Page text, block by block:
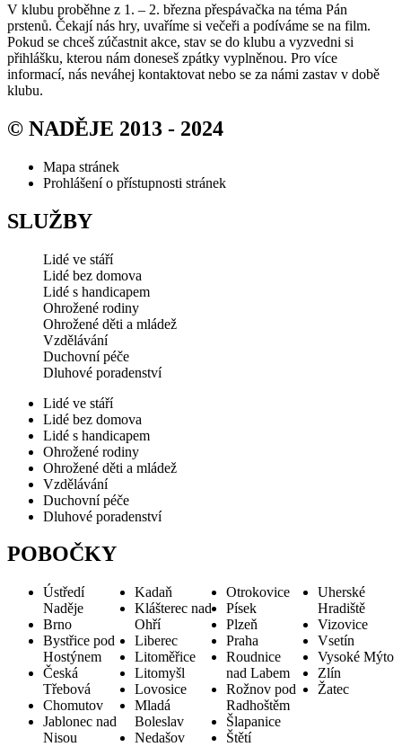
V klubu proběhne z 1. – 2. března přespávačka na téma Pán
prstenů. Čekají nás hry, uvaříme si večeři a podíváme se na film.
Pokud se chceš zúčastnit akce, stav se do klubu a vyzvedni si
přihlášku, kterou nám doneseš zpátky vyplněnou. Pro více
informací, nás neváhej kontaktovat nebo se za námi zastav v době
klubu.
© NADĚJE 2013 - 2024
Mapa stránek
Prohlášení o přístupnosti stránek
SLUŽBY
Lidé ve stáří
Lidé bez domova
Lidé s handicapem
Ohrožené rodiny
Ohrožené děti a mládež
Vzdělávání
Duchovní péče
Dluhové poradenství
Lidé ve stáří
Lidé bez domova
Lidé s handicapem
Ohrožené rodiny
Ohrožené děti a mládež
Vzdělávání
Duchovní péče
Dluhové poradenství
POBOČKY
Ústředí
Naděje
Brno
Bystřice pod
Hostýnem
Česká
Třebová
Chomutov
Jablonec nad
Nisou
Kadaň
Klášterec nad
Ohří
Liberec
Litoměřice
Litomyšl
Lovosice
Mladá
Boleslav
Nedašov
Otrokovice
Písek
Plzeň
Praha
Roudnice
nad Labem
Rožnov pod
Radhoštěm
Šlapanice
Štětí
Uherské
Hradiště
Vizovice
Vsetín
Vysoké Mýto
Zlín
Žatec